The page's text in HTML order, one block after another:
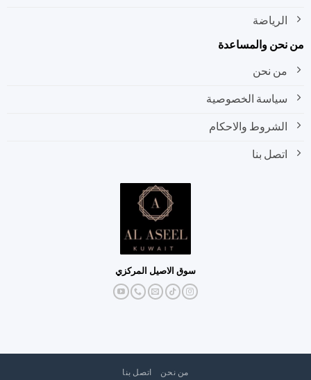
الرياضة
والمساعدة
من نحن
سياسة الخصوصية
الشروط والاحكام
اتصل بنا
سوق الاصيل المركزي
من نحن اتصل بنا